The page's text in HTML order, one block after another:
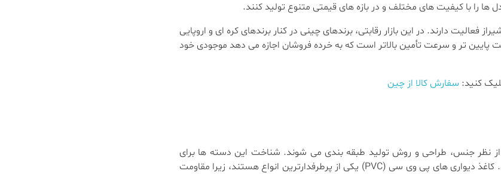
ها را با کیفیت های مختلف و در بازه های قیمتی متنوع تولید کنند.
دارند. در این بازار رقابتی، برندهای چینی در کنار برندهای کره ای و اروپایی
پایین تر و سرعت تأمین بالاتر است که به خرده فروشان اجازه می دهد موجودی خود
کنید: سفارش کالا از چین
از نظر جنس، طراحی و روش تولید طبقه بندی می شوند. شناخت این دسته ها برای
واردکنندگان اهمیت دارد، زیرا هر نوع محصول بازار هدف خاص خود را دارد. کاغذ دیواری های پی وی سی (PVC) یکی از پرطرفدارترین انواع هستند، زیرا مقاومت